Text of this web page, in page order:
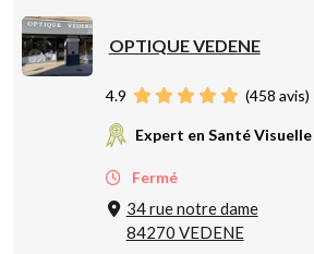
OPTIQUE VEDENE
4.9 (458 avis)
Expert en Santé Visuelle
Fermé
34 rue notre dame
84270 VEDENE